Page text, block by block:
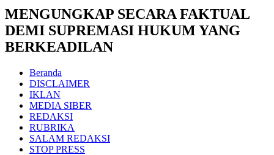
MENGUNGKAP SECARA FAKTUAL
DEMI SUPREMASI HUKUM YANG
BERKEADILAN
Beranda
DISCLAIMER
IKLAN
MEDIA SIBER
REDAKSI
RUBRIKA
SALAM REDAKSI
STOP PRESS